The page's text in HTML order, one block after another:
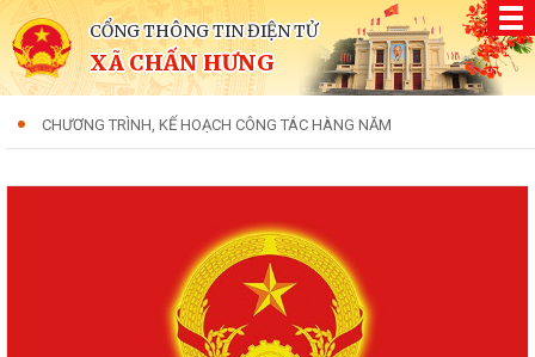
CỔNG THÔNG TIN ĐIỆN TỬ
XÃ CHẤN HƯNG
CHƯƠNG TRÌNH, KẾ HOẠCH CÔNG TÁC HÀNG NĂM